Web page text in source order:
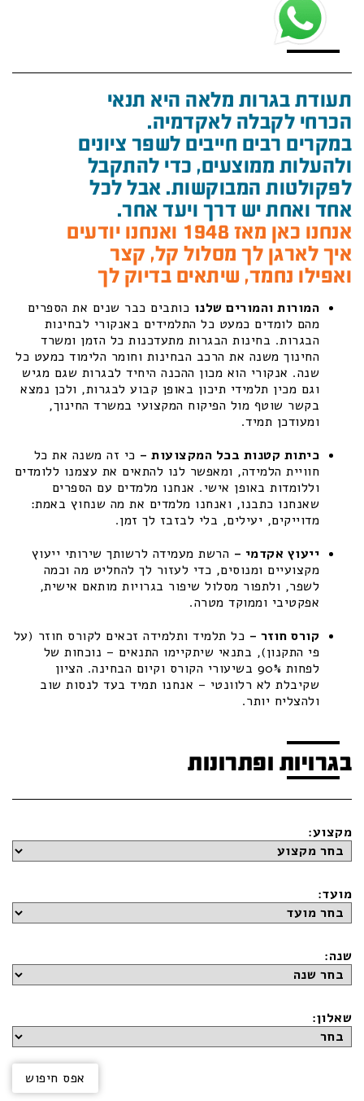
תעודת בגרות מלאה היא תנאי
הכרחי לקבלה לאקדמיה.
במקרים רבים חייבים לשפר ציונים
ולהעלות ממוצעים, כדי להתקבל
לפקולטות המבוקשות. אבל לכל
אחד ואחת יש דרך ויעד אחר.
אנחנו כאן מאז 1948 ואנחנו יודעים
איך לארגן לך מסלול קל, קצר
ואפילו נחמד, שיתאים בדיוק לך
המורות והמורים שלנו כותבים כבר שנים את הספרים
מהם לומדים כמעט כל התלמידים באנקורי לבחינות
הבגרות. בחינות הבגרות מתעדכנות כל הזמן ומשרד
החינוך משנה את הרכב הבחינות וחומר הלימוד כמעט כל
שנה. אנקורי הוא מכון ההכנה היחיד לבגרות שגם מגיש
וגם מכין תלמידי תיכון באופן קבוע לבגרות, ולכן נמצא
בקשר שוטף מול הפיקוח המקצועי במשרד החינוך,
ומעודכן תמיד.
כיתות קטנות בכל המקצועות – כי זה משנה את כל
חוויית הלמידה, ומאפשר לנו להתאים את עצמנו ללומדים
וללומדות באופן אישי. אנחנו מלמדים עם הספרים
שאנחנו כתבנו, ואנחנו מלמדים את מה שנחוץ באמת:
מדוייקים, יעילים, בלי לבזבז לך זמן.
ייעוץ אקדמי – הרשת מעמידה לרשותך שירותי ייעוץ
מקצועיים ומנוסים, כדי לעזור לך להחליט מה וכמה
לשפר, ולתפור מסלול שיפור בגרויות מותאם אישית,
אפקטיבי וממוקד מטרה.
קורס חוזר – כל תלמיד ותלמידה זכאים לקורס חוזר (על
פי התקנון), בתנאי שיתקיימו התנאים – נוכחות של
לפחות 90% בשיעורי הקורס וקיום הבחינה. הציון
שקיבלת לא רלוונטי – אנחנו תמיד בעד לנסות שוב
ולהצליח יותר.
בגרויות ופתרונות
מקצוע:
מועד:
שנה:
שאלון: